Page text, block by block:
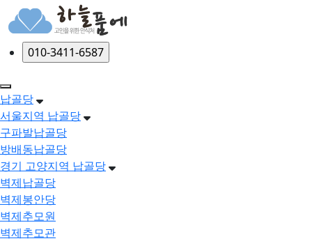
메뉴 건너뛰기
납골당
서울지역 납골당
구파발납골당
방배동납골당
경기 고양지역 납골당
벽제납골당
벽제봉안당
벽제추모원
벽제추모관